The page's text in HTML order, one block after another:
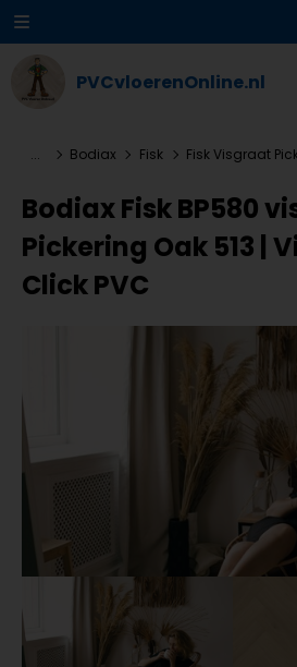
PVCvloerenOnline.nl
... Bodiax Fisk Fisk Visgraat
Bodiax Fisk BP580
Pickering Oak 513 |
Click PVC